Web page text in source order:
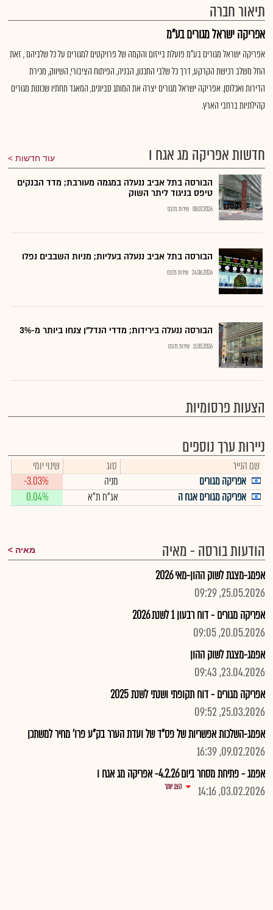
תיאור חברה
אפריקה ישראל מגורים בע"מ
אפריקה ישראל מגורים בע"מ פועלת בייזום והקמה של פרויקטים למגורים על כל שלביהם , זאת
החל משלב רכישת הקרקע, דרך כל שלבי התכנון, הבניה, הפיתוח הציבורי, השיווק, מכירת
הדירות ואכלוסן. אפריקה ישראל מגורים יצרה את המותג סביונים, המאגד תחתיו שכונות מגורים
קהילתיות ברחבי הארץ.
חדשות אפריקה מג אגח ו עוד חדשות
הבורסה בתל אביב ננעלה במגמה מעורבת; מדד הבנקים
טיפס בניגוד ליתר השוק
08.07.2026 שירות גלובס
הבורסה בתל אביב ננעלה בעליות; מניות השבבים נפלו
24.06.2026 שירות גלובס
הבורסה ננעלה בירידות; מדדי הנדל"ן צנחו ביותר מ-3%
11.05.2026 שירות גלובס
הצעות פרסומיות
ניירות ערך נוספים
שם הנייר סוג
שינוי יומי
אפריקה מגורים
מניה
-3.03%
אפריקה מגורים אגח ה
אג"ח ת"א 0.04%
הודעות בורסה - מאיה מאיה
אפמג-מצגת לשוק ההון-מאי 2026
25.05.2026, 09:29
אפריקה מגורים - דוח רבעון 1 לשנת 2026
20.05.2026, 09:05
אפמג-מצגת לשוק ההון
23.04.2026, 09:43
אפריקה מגורים - דוח תקופתי ושנתי לשנת 2025
25.03.2026, 09:52
אפמג-השלכות אפשריות של פס"ד של ועדת הערר בק"ע פרו' מחיר למשתכן
09.02.2026, 16:39
אפמג - פתיחת מסחר ביום 4.2.26- אפריקה מג אגח ו
03.02.2026, 14:16
הצג יותר